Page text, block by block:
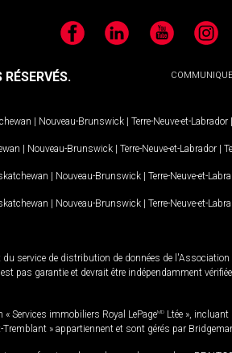
FacebookLinkedIn YouTube
| Nouveau-Brunswick | Terre-Neuve-et-Labrador |
| Nouveau-Brunswick | Terre-Neuve-et-Labrador |
| Nouveau-Brunswick | Terre-Neuve-et-
| Nouveau-Brunswick | Terre-Neuve-et-
du service de distribution de données de
pas garantie et devrait être indépendamment
Services immobiliers Royal LePageMD Ltée »,
» appartiennent et sont gérés par